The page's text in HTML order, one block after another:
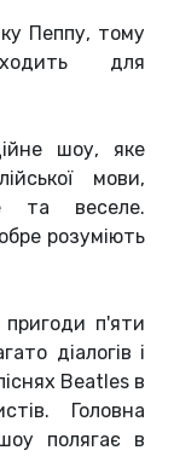
Пеппу, тому
для
шоу, яке
мови,
та веселе.
розуміють
п'яти
діалогів і
Beatles в
Головна
полягає в